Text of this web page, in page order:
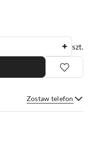
szt.
Zostaw telefon